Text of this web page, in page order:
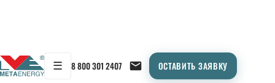
☰ 8 800 301 2407 ОСТАВИТЬ ЗАЯВКУ
← Продукция/ШИНОПРОВОД